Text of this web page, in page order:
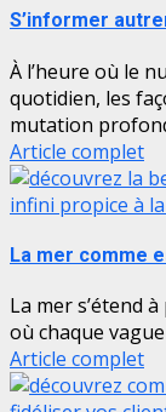
S’informer
À l’heure où le
quotidien, les
mutation
Article complet
La mer comme
La mer s’étend
où chaque
Article complet